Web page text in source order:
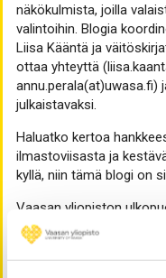
näkökulmista, joilla
valintoihin. Blogia
Liisa Kääntä ja
ottaa yhteyttä
annu.perala(at)uwasa.fi)
julkaistavaksi.
Haluatko kertoa
ilmastoviisasta ja
kyllä, niin tämä blogi on
Vaasan yliopiston
ovat tervetulleita
edellä mainituista